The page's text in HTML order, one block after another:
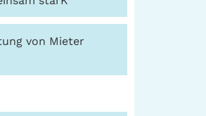
von Mieter